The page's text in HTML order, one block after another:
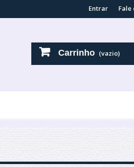
Fale
Entrar
Carrinho (vazio)